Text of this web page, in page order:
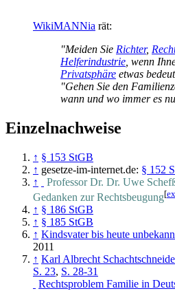
WikiMANNia rät:
"Meiden Sie Richter,
Helferindustrie , wenn
Privatsphäre etwas
"Gehen Sie den
wann und wo immer es
Einzelnachweise
↑ § 153 StGB
↑ gesetze-im-internet.de: § 152
↑
Professor Dr. Dr. Uwe
Gedanken zur Rechtsbeugung[
↑ § 186 StGB
↑ § 185 StGB
↑ Kindsvater bis heute
2011
↑ Karl Albrecht
S. 23, S. 28-31
Rechtsproblem Familie in